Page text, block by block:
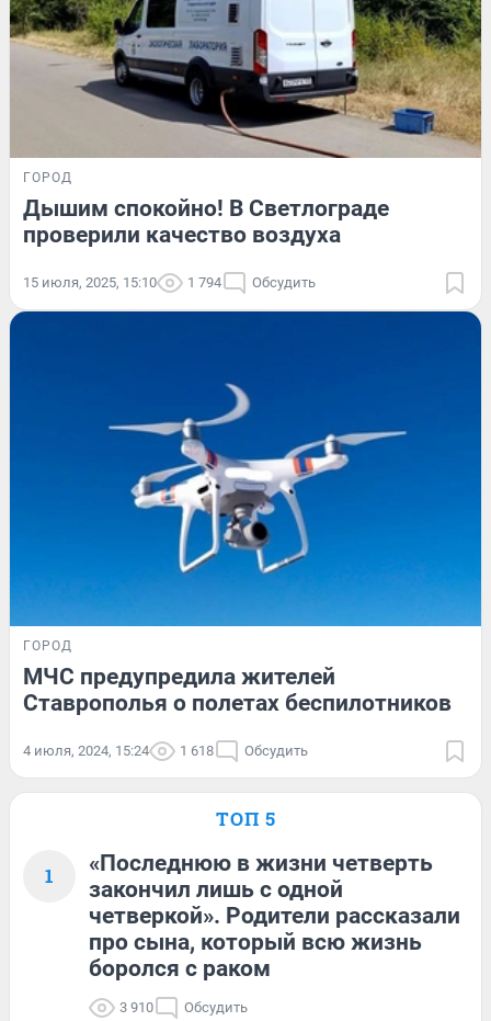
ГОРОД
Дышим спокойно! В Светлограде
проверили качество воздуха
15 июля, 2025, 15:10 1 794 Обсудить
ГОРОД
МЧС предупредила жителей
Ставрополья о полетах беспилотников
4 июля, 2024, 15:24 1 618 Обсудить
ТОП 5
1
«Последнюю в жизни четверть
закончил лишь с одной
четверкой». Родители рассказали
про сына, который всю жизнь
боролся с раком
3 910 Обсудить